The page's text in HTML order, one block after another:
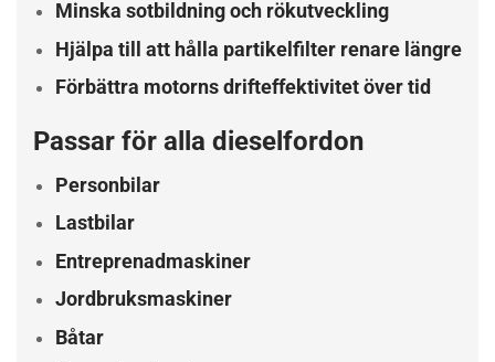
Minska sotbildning och rökutveckling
Hjälpa till att hålla partikelfilter renare längre
Förbättra motorns drifteffektivitet över tid
Passar för alla dieselfordon
Personbilar
Lastbilar
Entreprenadmaskiner
Jordbruksmaskiner
Båtar